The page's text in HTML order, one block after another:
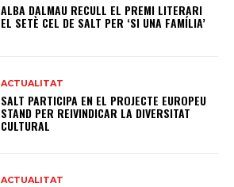
ALBA DALMAU RECULL EL PREMI LITERARI
EL SETÈ CEL DE SALT PER ‘SI UNA FAMÍLIA’
ACTUALITAT
SALT PARTICIPA EN EL PROJECTE EUROPEU
STAND PER REIVINDICAR LA DIVERSITAT
CULTURAL
ACTUALITAT